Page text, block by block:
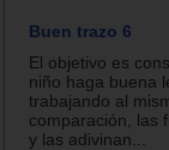
Buen trazo 6
El objetivo es
niño haga buena
trabajando al
comparación, las
y las adivinan...